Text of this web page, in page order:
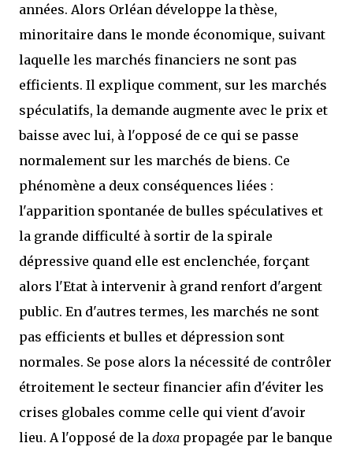
années. Alors Orléan développe la thèse,
minoritaire dans le monde économique, suivant
laquelle les marchés financiers ne sont pas
efficients. Il explique comment, sur les marchés
spéculatifs, la demande augmente avec le prix et
baisse avec lui, à l'opposé de ce qui se passe
normalement sur les marchés de biens. Ce
phénomène a deux conséquences liées :
l'apparition spontanée de bulles spéculatives et
la grande difficulté à sortir de la spirale
dépressive quand elle est enclenchée, forçant
alors l'Etat à intervenir à grand renfort d'argent
public. En d'autres termes, les marchés ne sont
pas efficients et bulles et dépression sont
normales. Se pose alors la nécessité de contrôler
étroitement le secteur financier afin d'éviter les
crises globales comme celle qui vient d'avoir
lieu. A l'opposé de la doxa propagée par le banque